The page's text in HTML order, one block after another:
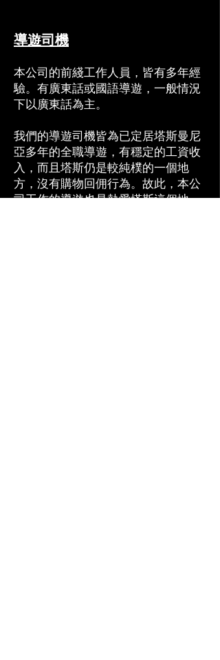
導遊司機
本公司的前綫工作人員，皆有多年經
驗。有廣東話或國語導遊，一般情況
下以廣東話為主。
我們的導遊司機皆為已定居塔斯曼尼
亞多年的全職導遊，有穩定的工資收
入，而且塔斯仍是較純樸的一個地
方，沒有購物回佣行為。故此，本公
司工作的導遊也是熱愛塔斯這個地